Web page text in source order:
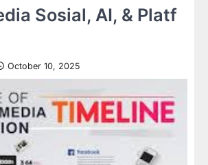
Sosial, AI, & Platf
October 10, 2025